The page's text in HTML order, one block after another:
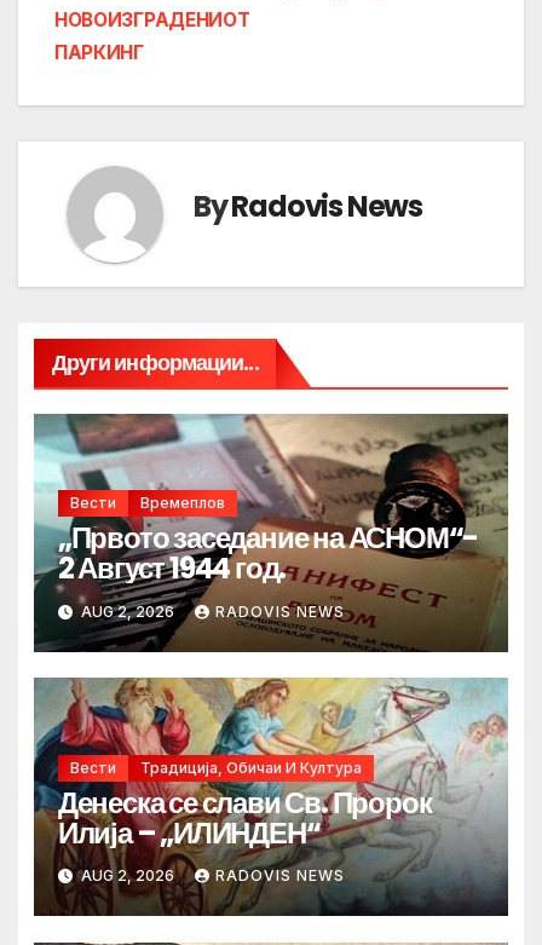
НОВОИЗГРАДЕНИОТ
ПАРКИНГ
ByRadovis News
Други информации...
Вести Времеплов
„Првото заседание на АСНОМ“-
2 Август 1944 год.
AUG 2, 2026 RADOVIS NEWS
Вести Традиција, Обичаи И Култура
Денеска се слави Св. Пророк
Илија – „ИЛИНДЕН“
AUG 2, 2026 RADOVIS NEWS